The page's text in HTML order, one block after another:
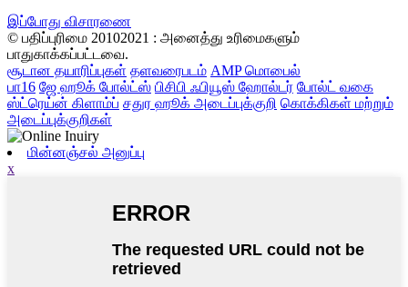
இப்போது விசாரணை
© பதிப்புரிமை 20102021 : அனைத்து உரிமைகளும்
பாதுகாக்கப்பட்டவை.
சூடான தயாரிப்புகள் தளவரைபடம் AMP மொபைல்
பா16 ஜே ஹூக் போல்ட்ஸ் பிசிபி ஃபியூஸ் ஹோல்டர் போல்ட் வகை
ஸ்ட்ரெய்ன் கிளாம்ப் சதுர ஹூக் அடைப்புக்குறி கொக்கிகள் மற்றும்
அடைப்புக்குறிகள்
மின்னஞ்சல் அனுப்பு
x